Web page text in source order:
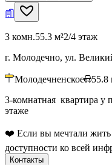
3 комн.55.3 м²2/4 этаж
г. Молодечно, ул.
Молодечненское 55.8
3-комнатная квартира у
этаже
❤️ Если вы мечтали жить
доступности ко всей
Контакты